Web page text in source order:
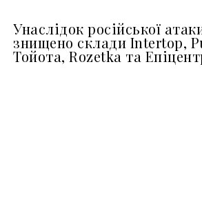
Унаслідок російської
знищено склади Intertop,
Тойота, Rozetka та